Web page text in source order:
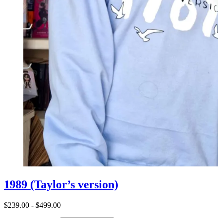
1989 (Taylor’s version)
$239.00 - $499.00Rango